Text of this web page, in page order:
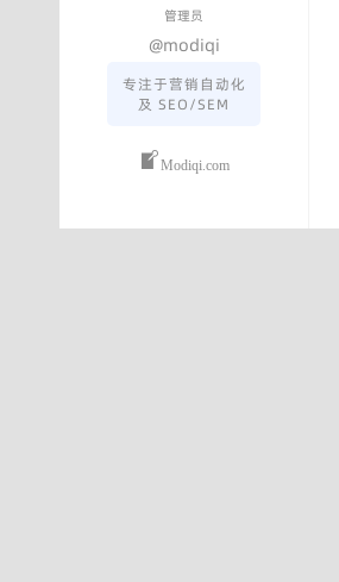
管理员
@modiqi
专注于营销自动化
及 SEO/SEM
Modiqi.com